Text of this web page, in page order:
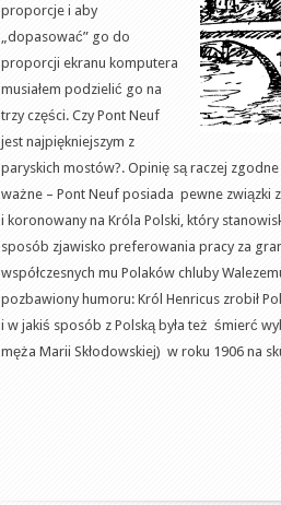
proporcje i aby
„dopasować” go do
proporcji ekranu komputera
musiałem podzielić go na
trzy części. Czy Pont Neuf
jest najpiękniejszym z
paryskich mostów?. Opinię są raczej
ważne – Pont Neuf posiada pewne związki
i koronowany na Króla Polski, który
sposób zjawisko preferowania pracy za
współczesnych mu Polaków chluby
pozbawiony humoru: Król Henricus zrobił
i w jakiś sposób z Polską była też śmierć
męża Marii Skłodowskiej) w roku 1906 na